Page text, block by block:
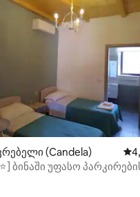
(Candela)
ბინაში უფასო